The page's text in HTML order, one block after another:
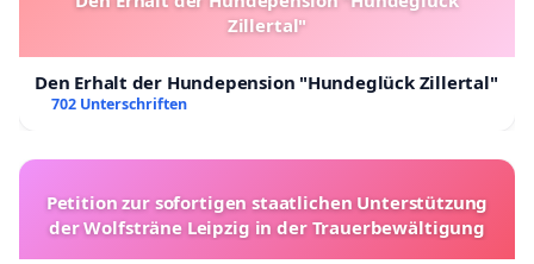
Zillertal"
Den Erhalt der Hundepension "Hundeglück Zillertal"
702 Unterschriften
Petition zur sofortigen staatlichen Unterstützung
der Wolfsträne Leipzig in der Trauerbewältigung